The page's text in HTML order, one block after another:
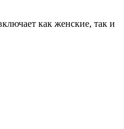
как женские, так и